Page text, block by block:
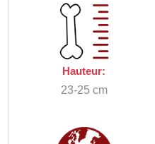
Hauteur:
23-25 cm